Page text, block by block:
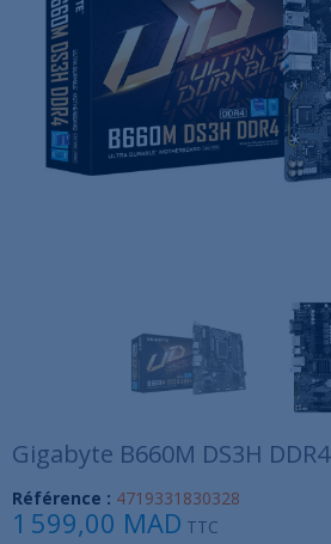
Gigabyte B660M DS3H DDR4
Référence : 4719331830328
1 599,00 MAD TTC